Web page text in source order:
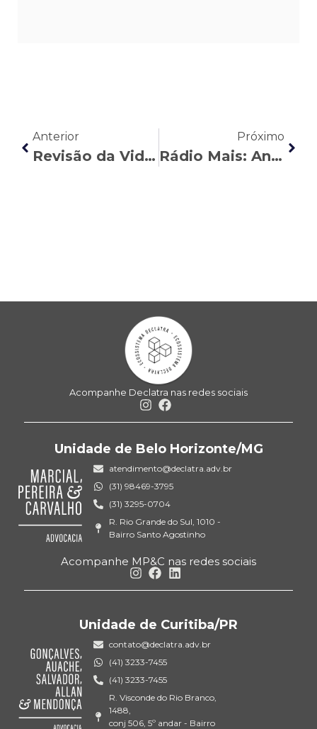
Anterior
Revisão da Vida Toda: sites abordam a questão de ordem defendida por Noa Piatã
Próximo
Rádio Mais: André Lopes fala sobre os trâmites do projeto que prevê o 14º salário do INSS
Acompanhe Declatra nas redes sociais
Unidade de Belo Horizonte/MG
atendimento@declatra.adv.br
(31) 98469-3795
(31) 3295-0704
R. Rio Grande do Sul, 1010 -
Bairro Santo Agostinho
Acompanhe MP&C nas redes sociais
Unidade de Curitiba/PR
contato@declatra.adv.br
(41) 3233-7455
(41) 3233-7455
R. Visconde do Rio Branco,
1488,
conj 506, 5º andar - Bairro